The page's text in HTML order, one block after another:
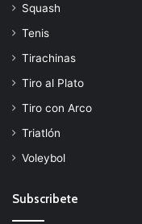
Squash
Tenis
Tirachinas
Tiro al Plato
Tiro con Arco
Triatlón
Voleybol
Subscribete